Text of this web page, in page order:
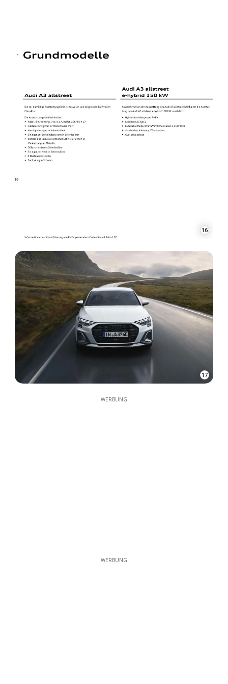
16
17
WERBUNG
WERBUNG